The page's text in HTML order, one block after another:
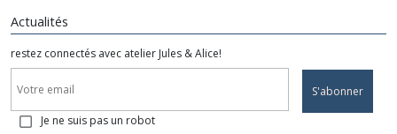
Actualités
restez connectés avec atelier Jules & Alice!
S'abonner
Je ne suis pas un robot